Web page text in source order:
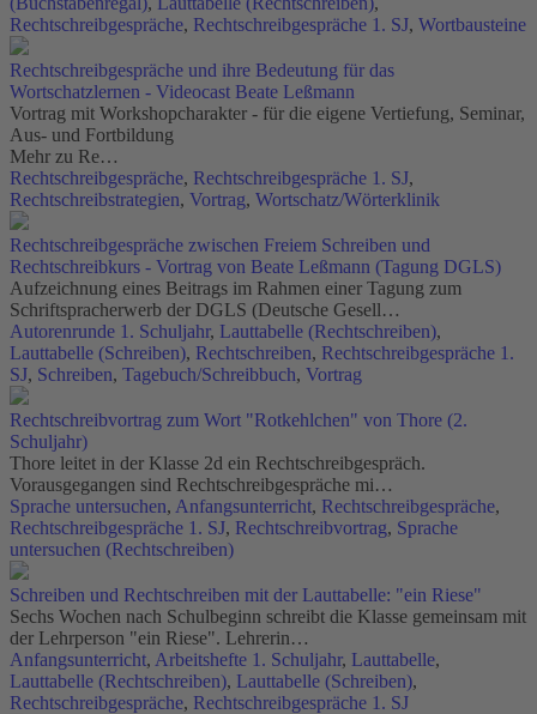
Rechtschreibgespräche, Rechtschreibgespräche 1. SJ, Wortbausteine
Rechtschreibgespräche und ihre Bedeutung für das
Wortschatzlernen - Videocast Beate Leßmann
Vortrag mit Workshopcharakter - für die eigene Vertiefung, Seminar,
Aus- und Fortbildung
Mehr zu Re…
Rechtschreibgespräche, Rechtschreibgespräche 1. SJ,
Rechtschreibstrategien, Vortrag, Wortschatz/Wörterklinik
Rechtschreibgespräche zwischen Freiem Schreiben und
Rechtschreibkurs - Vortrag von Beate Leßmann (Tagung DGLS)
Aufzeichnung eines Beitrags im Rahmen einer Tagung zum
Schriftspracherwerb der DGLS (Deutsche Gesell…
Autorenrunde 1. Schuljahr, Lauttabelle (Rechtschreiben),
Lauttabelle (Schreiben), Rechtschreiben, Rechtschreibgespräche 1.
SJ, Schreiben, Tagebuch/Schreibbuch, Vortrag
Rechtschreibvortrag zum Wort "Rotkehlchen" von Thore (2.
Schuljahr)
Thore leitet in der Klasse 2d ein Rechtschreibgespräch.
Vorausgegangen sind Rechtschreibgespräche mi…
Sprache untersuchen, Anfangsunterricht, Rechtschreibgespräche,
Rechtschreibgespräche 1. SJ, Rechtschreibvortrag, Sprache
untersuchen (Rechtschreiben)
Schreiben und Rechtschreiben mit der Lauttabelle: "ein Riese"
Sechs Wochen nach Schulbeginn schreibt die Klasse gemeinsam mit
der Lehrperson "ein Riese". Lehrerin…
Anfangsunterricht, Arbeitshefte 1. Schuljahr, Lauttabelle,
Lauttabelle (Rechtschreiben), Lauttabelle (Schreiben),
Rechtschreibgespräche, Rechtschreibgespräche 1. SJ